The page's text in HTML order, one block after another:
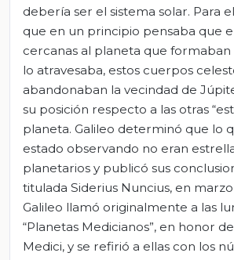
debería ser el sistema solar. Para
que en un principio pensaba que
cercanas al planeta que formaban
lo atravesaba, estos cuerpos
abandonaban la vecindad de
su posición respecto a las otras
planeta. Galileo determinó que lo
estado observando no eran
planetarios y publicó sus
titulada Siderius Nuncius, en
Galileo llamó originalmente a las
“Planetas Medicianos”, en honor
Medici, y se refirió a ellas con los